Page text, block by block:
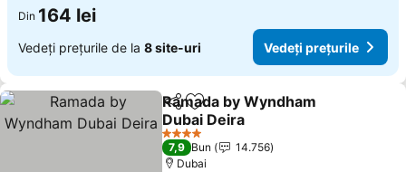
Din 164 lei
Vedeți prețurile de la 8 site-uri Vedeți prețurile
DistribuițiAdăugaţi la favorite
Ramada by Wyndham
Dubai Deira
4 Stele
7,9 Bun
14.756
Dubai